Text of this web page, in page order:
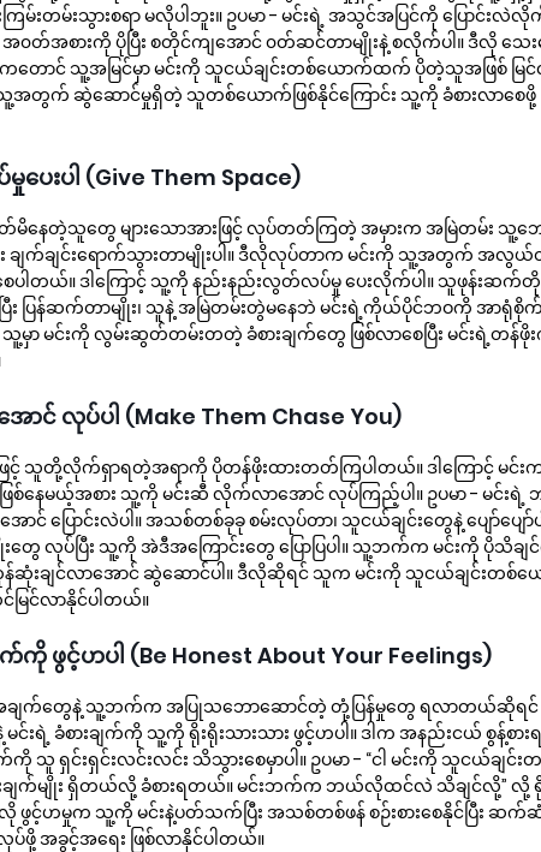
ကြမ်းတမ်းသွားစရာ မလိုပါဘူး။ ဥပမာ - မင်းရဲ့ အသွင်အပြင်ကို ပြောင်းလဲ
အ၀တ်အစားကို ပိုပြီး စတိုင်ကျအောင် ၀တ်ဆင်တာမျိုးနဲ့ စလိုက်ပါ။ ဒီလို သေ
ေကတောင် သူ့အမြင်မှာ မင်းကို သူငယ်ချင်းတစ်ယောက်ထက် ပိုတဲ့သူအဖြစ် မြ
အတွက် ဆွဲဆောင်မှုရှိတဲ့ သူတစ်ယောက်ဖြစ်နိုင်ကြောင်း သူ့ကို ခံစားလာစေဖို့
းပါ (Give Them Space)
မိနေတဲ့သူတွေ များသောအားဖြင့် လုပ်တတ်ကြတဲ့ အမှားက အမြဲတမ်း သူ့ဘေ
ချက်ချင်းရောက်သွားတာမျိုးပါ။ ဒီလိုလုပ်တာက မင်းကို သူ့အတွက် အလွ
ေပါတယ်။ ဒါကြောင့် သူ့ကို နည်းနည်းလွတ်လပ်မှု ပေးလိုက်ပါ။ သူဖုန်းဆက်တို
ြီး ပြန်ဆက်တာမျိုး၊ သူနဲ့ အမြဲတမ်းတွဲမနေဘဲ မင်းရဲ့ကိုယ်ပိုင်ဘဝကို အာရုံစို
သူ့မှာ မင်းကို လွမ်းဆွတ်တမ်းတတဲ့ ခံစားချက်တွေ ဖြစ်လာစေပြီး မင်းရဲ့တန်ဖို
င် လုပ်ပါ (Make Them Chase You)
သူတို့လိုက်ရှာရတဲ့အရာကို ပိုတန်ဖိုးထားတတ်ကြပါတယ်။ ဒါကြောင့် မင်း
နေမယ့်အစား သူ့ကို မင်းဆီ လိုက်လာအောင် လုပ်ကြည့်ပါ။ ဥပမာ - မင်းရဲ့
ာင် ပြောင်းလဲပါ။ အသစ်တစ်ခုခု စမ်းလုပ်တာ၊ သူငယ်ချင်းတွေနဲ့ ပျော်ပျော်ပ
းတွေ လုပ်ပြီး သူ့ကို အဲဒီအကြောင်းတွေ ပြောပြပါ။ သူ့ဘက်က မင်းကို ပိုသိချ
ကုန်ဆုံးချင်လာအောင် ဆွဲဆောင်ပါ။ ဒီလိုဆိုရင် သူက မင်းကို သူငယ်ချင်းတစ်
ြင်လာနိုင်ပါတယ်။
က်ကို ဖွင့်ဟပါ (Be Honest About Your Feelings)
က်တွေနဲ့ သူ့ဘက်က အပြုသဘောဆောင်တဲ့ တုံ့ပြန်မှုတွေ ရလာတယ်ဆိုရင်
းရဲ့ ခံစားချက်ကို သူ့ကို ရိုးရိုးသားသား ဖွင့်ဟပါ။ ဒါက အနည်းငယ် စွန့်စား
သူ ရှင်းရှင်းလင်းလင်း သိသွားစေမှာပါ။ ဥပမာ - “ငါ မင်းကို သူငယ်ချင်း
ျက်မျိုး ရှိတယ်လို့ ခံစားရတယ်။ မင်းဘက်က ဘယ်လိုထင်လဲ သိချင်လို့” လို့
ဒီလို ဖွင့်ဟမှုက သူ့ကို မင်းနဲ့ပတ်သက်ပြီး အသစ်တစ်ဖန် စဉ်းစားစေနိုင်ပြီး ဆက်
အခွင့်အရေး ဖြစ်လာနိုင်ပါတယ်။